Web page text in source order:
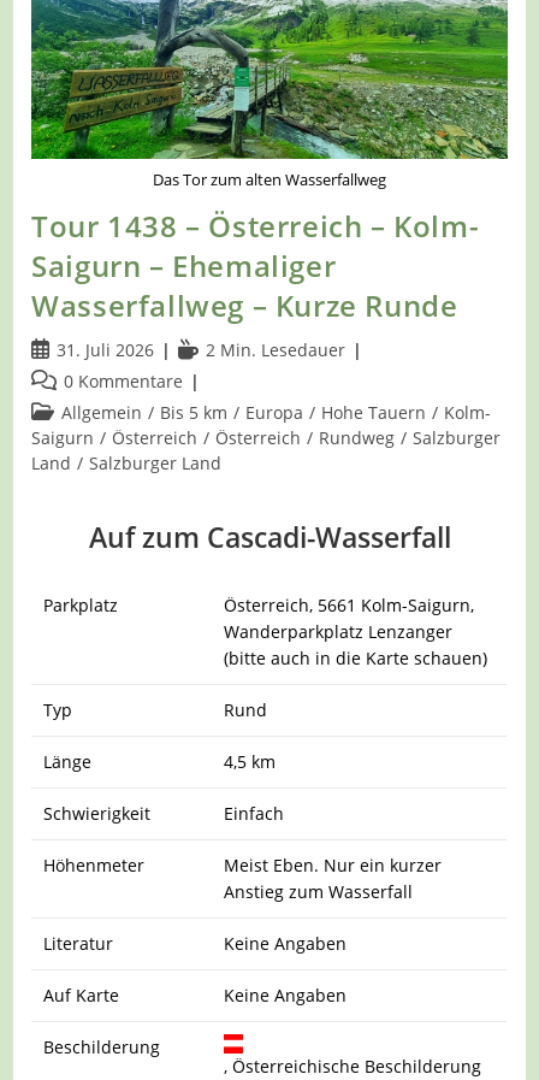
Das Tor zum alten Wasserfallweg
Tour 1438 – Österreich – Kolm-
Saigurn – Ehemaliger
Wasserfallweg – Kurze Runde
Beitrag
veröffentlicht:
31. Juli 2026 Lesedauer:
2 Min. Lesedauer
Beitrags-
Kommentare:
0 Kommentare
Beitrags-
Kategorie:
Allgemein / Bis 5 km / Europa / Hohe Tauern / Kolm-
Saigurn / Österreich / Österreich / Rundweg / Salzburger
Land / Salzburger Land
Auf zum Cascadi-Wasserfall
Parkplatz
Österreich, 5661 Kolm-Saigurn,
Wanderparkplatz Lenzanger
(bitte auch in die Karte schauen)
Typ Rund
Länge 4,5 km
Schwierigkeit Einfach
Höhenmeter
Meist Eben. Nur ein kurzer
Anstieg zum Wasserfall
Literatur Keine Angaben
Auf Karte Keine Angaben
Beschilderung
, Österreichische Beschilderung